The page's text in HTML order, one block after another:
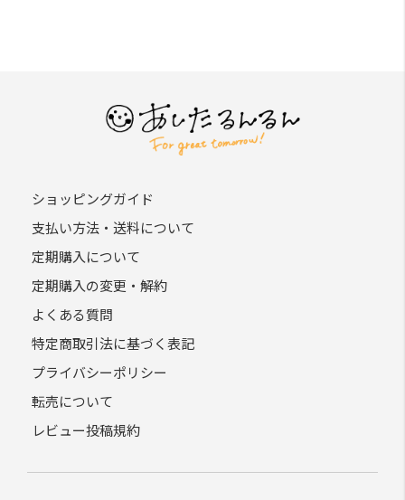
ショッピングガイド
支払い方法・送料について
定期購入について
定期購入の変更・解約
よくある質問
特定商取引法に基づく表記
プライバシーポリシー
転売について
レビュー投稿規約